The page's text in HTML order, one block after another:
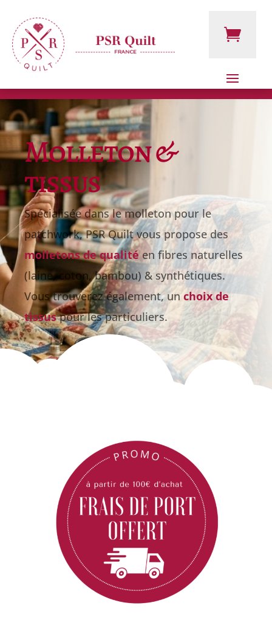
Molleton &
tissus
Spécialisée dans le molleton pour le
patchwork, PSR Quilt vous propose des
molletons de qualitéen fibres naturelles
(laine, coton, bambou) & synthétiques.
Vous trouverez également, unchoix de
tissuspour les particuliers.